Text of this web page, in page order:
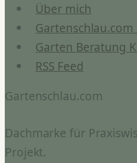
Über mich
Garten Beratung
RSS Feed
Gartenschlau.com
Dachmarke für
Projekt.